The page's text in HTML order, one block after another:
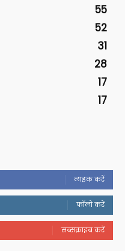
55
52
31
28
17
17
लाइक करें
फॉलो करें
सब्सक्राइब करें